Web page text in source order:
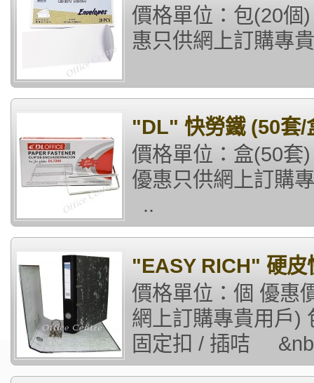
價格單位：包(20個
惠只供網上訂購專
"DL" 快勞鐵 (50套/
價格單位：盒(50套
優惠只供網上訂購
..
"EASY RICH" 硬
價格單位：個 優惠
網上訂購專貴用戶)
固定扣 / 插咭